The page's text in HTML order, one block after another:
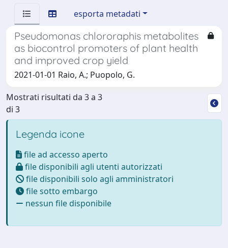
esporta metadati
Pseudomonas chlororaphis metabolites
as biocontrol promoters of plant health
and improved crop yield
2021-01-01 Raio, A.; Puopolo, G.
Mostrati risultati da 3 a 3
di 3
Legenda icone
file ad accesso aperto
file disponibili agli utenti autorizzati
file disponibili solo agli amministratori
file sotto embargo
nessun file disponibile